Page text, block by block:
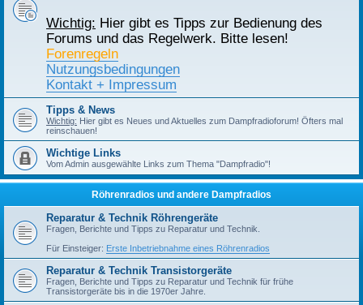
Wichtig: Hier gibt es Tipps zur Bedienung des
Forums und das Regelwerk. Bitte lesen!
Forenregeln
Nutzungsbedingungen
Kontakt + Impressum
Tipps & News
Wichtig: Hier gibt es Neues und Aktuelles zum Dampfradioforum! Öfters mal
reinschauen!
Wichtige Links
Vom Admin ausgewählte Links zum Thema "Dampfradio"!
Röhrenradios und andere Dampfradios
Reparatur & Technik Röhrengeräte
Fragen, Berichte und Tipps zu Reparatur und Technik.
Für Einsteiger: Erste Inbetriebnahme eines Röhrenradios
Reparatur & Technik Transistorgeräte
Fragen, Berichte und Tipps zu Reparatur und Technik für frühe
Transistorgeräte bis in die 1970er Jahre.